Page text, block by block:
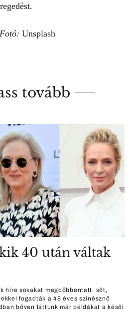
Fotó: Unsplash
tovább
40 után váltak
híre sokakat megdöbbentett, sőt,
fogadták a 48 éves színésznő
bőven láttunk már példákat a késői